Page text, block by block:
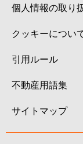
個人情報の取り
クッキーについ
引用ルール
不動産用語集
サイトマップ